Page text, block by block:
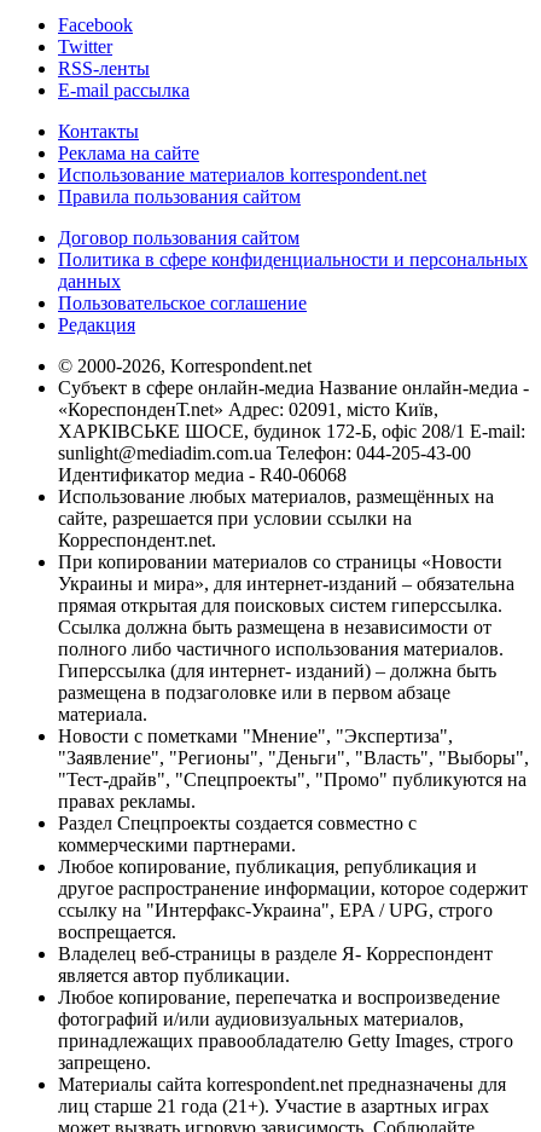
Facebook
Twitter
RSS-ленты
E-mail рассылка
Контакты
Реклама на сайте
Использование материалов korrespondent.net
Правила пользования сайтом
Договор пользования сайтом
Политика в сфере конфиденциальности и персональных
данных
Пользовательское соглашение
Редакция
© 2000-2026, Korrespondent.net
Субъект в сфере онлайн-медиа Название онлайн-медиа -
«КореспонденТ.net» Адрес: 02091, місто Київ,
ХАРКІВСЬКЕ ШОСЕ, будинок 172-Б, офіс 208/1 E-mail:
sunlight@mediadim.com.ua Телефон: 044-205-43-00
Идентификатор медиа - R40-06068
Использование любых материалов, размещённых на
сайте, разрешается при условии ссылки на
Корреспондент.net.
При копировании материалов со страницы «Новости
Украины и мира», для интернет-изданий – обязательна
прямая открытая для поисковых систем гиперссылка.
Ссылка должна быть размещена в независимости от
полного либо частичного использования материалов.
Гиперссылка (для интернет- изданий) – должна быть
размещена в подзаголовке или в первом абзаце
материала.
Новости с пометками "Мнение", "Экспертиза",
"Заявление", "Регионы", "Деньги", "Власть", "Выборы",
"Тест-драйв", "Спецпроекты", "Промо" публикуются на
правах рекламы.
Раздел Спецпроекты создается совместно с
коммерческими партнерами.
Любое копирование, публикация, републикация и
другое распространение информации, которое содержит
ссылку на "Интерфакс-Украина", EPA / UPG, строго
воспрещается.
Владелец веб-страницы в разделе Я- Корреспондент
является автор публикации.
Любое копирование, перепечатка и воспроизведение
фотографий и/или аудиовизуальных материалов,
принадлежащих правообладателю Getty Images, строго
запрещено.
Материалы сайта korrespondent.net предназначены для
лиц старше 21 года (21+). Участие в азартных играх
может вызвать игровую зависимость. Соблюдайте